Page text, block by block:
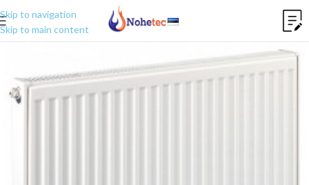
Skip to navigation
Skip to main content